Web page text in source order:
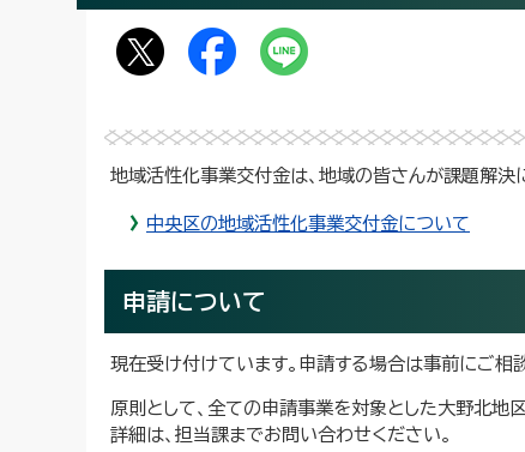
地域活性化事業交付金は、地域の皆さんが課題解決
中央区の地域活性化事業交付金について
申請について
現在受け付けています。申請する場合は事前にご相
原則として、全ての申請事業を対象とした大野北地
詳細は、担当課までお問い合わせください。